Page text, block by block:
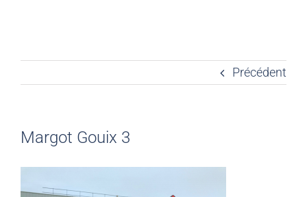
Précédent
Margot Gouix 3